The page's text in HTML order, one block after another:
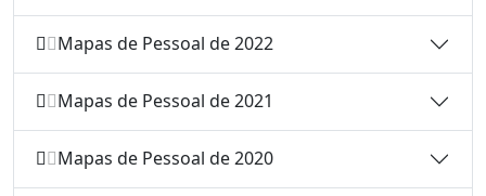
Mapas de Pessoal de 2022
Mapas de Pessoal de 2021
Mapas de Pessoal de 2020